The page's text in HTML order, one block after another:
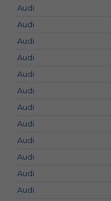
Audi
Audi
Audi
Audi
Audi
Audi
Audi
Audi
Audi
Audi
Audi
Audi